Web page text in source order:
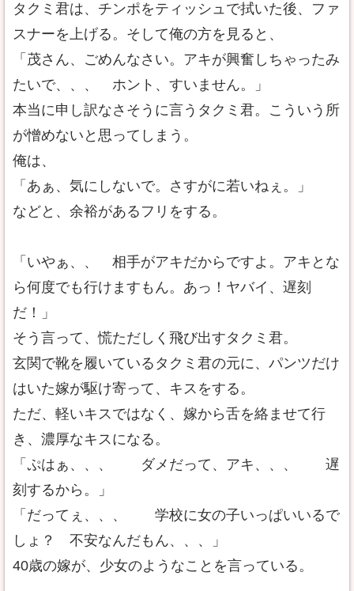
タクミ君は、チンポをティッシュで拭いた後、ファ
スナーを上げる。そして俺の方を見ると、
「茂さん、ごめんなさい。アキが興奮しちゃったみ
たいで、、、 ホント、すいません。」
本当に申し訳なさそうに言うタクミ君。こういう所
が憎めないと思ってしまう。
俺は、
「あぁ、気にしないで。さすがに若いねぇ。」
などと、余裕があるフリをする。
「いやぁ、、 相手がアキだからですよ。アキとな
ら何度でも行けますもん。あっ！ヤバイ、遅刻
だ！」
そう言って、慌ただしく飛び出すタクミ君。
玄関で靴を履いているタクミ君の元に、パンツだけ
はいた嫁が駆け寄って、キスをする。
ただ、軽いキスではなく、嫁から舌を絡ませて行
き、濃厚なキスになる。
「ぷはぁ、、、 ダメだって、アキ、、、 遅
刻するから。」
「だってぇ、、、 学校に女の子いっぱいいるで
しょ？ 不安なんだもん、、、」
40歳の嫁が、少女のようなことを言っている。